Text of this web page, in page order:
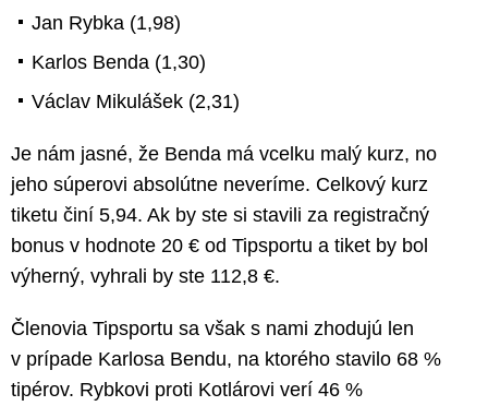
Jan Rybka (1,98)
Karlos Benda (1,30)
Václav Mikulášek (2,31)
Je nám jasné, že Benda má vcelku malý kurz, no
jeho súperovi absolútne neveríme. Celkový kurz
tiketu činí 5,94. Ak by ste si stavili za registračný
bonus v hodnote 20 € od Tipsportu a tiket by bol
výherný, vyhrali by ste 112,8 €.
Členovia Tipsportu sa však s nami zhodujú len
v prípade Karlosa Bendu, na ktorého stavilo 68 %
tipérov. Rybkovi proti Kotlárovi verí 46 %